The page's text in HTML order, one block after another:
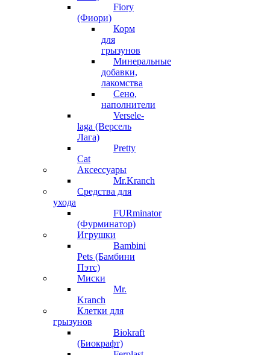
Fiory
(Фиори)
Корм
для
грызунов
Минеральные
добавки,
лакомства
Сено,
наполнители
Versele-
laga (Версель
Лага)
Pretty
Cat
Аксессуары
Mr.Kranch
Средства для
ухода
FURminator
(Фурминатор)
Игрушки
Bambini
Pets (Бамбини
Пэтс)
Миски
Mr.
Kranch
Клетки для
грызунов
Biokraft
(Биокрафт)